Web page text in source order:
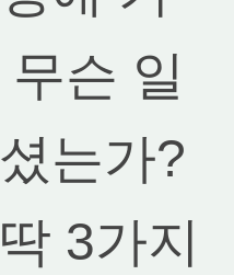
무슨 일
는가?
3가지